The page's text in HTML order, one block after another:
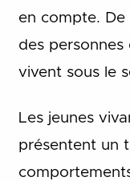
en compte. De
des
vivent sous le
Les jeunes
présentent un